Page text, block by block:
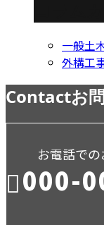
一般土
外構工
Contactお
お電話で
000-